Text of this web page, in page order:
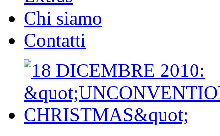
Chi siamo
Contatti